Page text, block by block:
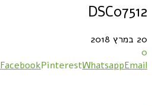
DSC07512
20 במרץ 2018
0
FacebookPinterestWhatsappEmail